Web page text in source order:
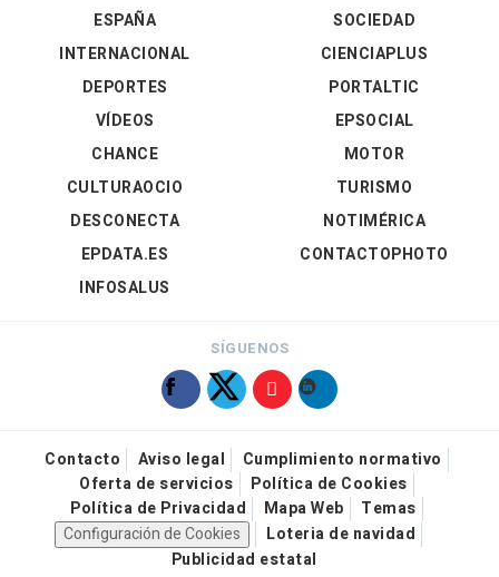
ESPAÑA
INTERNACIONAL
DEPORTES
VÍDEOS
SOCIEDAD
CIENCIAPLUS
PORTALTIC
EPSOCIAL
CHANCE
CULTURAOCIO
DESCONECTA
EPDATA.ES
INFOSALUS
MOTOR
TURISMO
NOTIMÉRICA
CONTACTOPHOTO
SÍGUENOS
Contacto Aviso legal
Cumplimiento normativo
Oferta de servicios
Política de Cookies
Política de Privacidad
Mapa Web
Temas
Configuración de Cookies
Loteria de navidad
Publicidad estatal